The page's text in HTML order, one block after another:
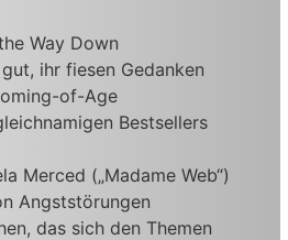
Way Down
ihr fiesen Gedanken
of-Age
Bestsellers
Merced („Madame Web“)
Angststörungen
das sich den Themen